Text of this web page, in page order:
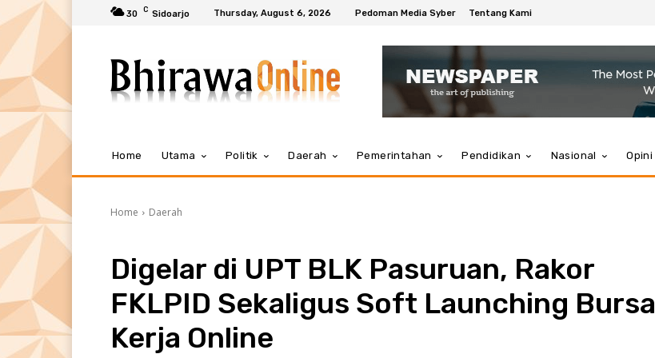
30 C Sidoarjo Thursday, August 6, 2026 Pedoman Media Syber Tentang Kami
Home Utama Politik Daerah Pemerintahan Pendidikan Nasional Opini
Home Daerah
Digelar di UPT BLK Pasuruan, Rakor
FKLPID Sekaligus Soft Launching Bursa
Kerja Online